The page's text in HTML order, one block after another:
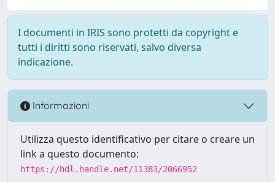
I documenti in IRIS sono protetti da copyright e
tutti i diritti sono riservati, salvo diversa
indicazione.
Informazioni
Utilizza questo identificativo per citare o creare un
link a questo documento:
https://hdl.handle.net/11383/2066952